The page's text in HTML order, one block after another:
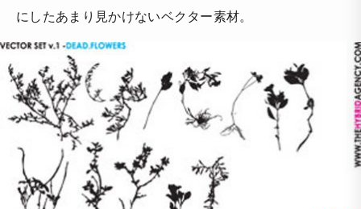
にしたあまり見かけないベクター素材。